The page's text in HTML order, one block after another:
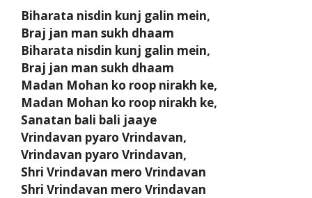
Biharata nisdin kunj galin mein,
Braj jan man sukh dhaam
Biharata nisdin kunj galin mein,
Braj jan man sukh dhaam
Madan Mohan ko roop nirakh ke,
Madan Mohan ko roop nirakh ke,
Sanatan bali bali jaaye
Vrindavan pyaro Vrindavan,
Vrindavan pyaro Vrindavan,
Shri Vrindavan mero Vrindavan
Shri Vrindavan mero Vrindavan